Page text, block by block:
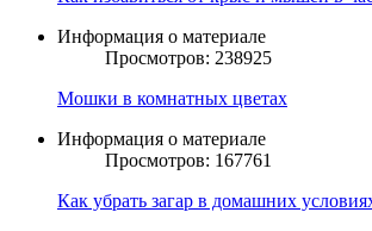
Информация о материале
Просмотров: 238925
Мошки в комнатных цветах
Информация о материале
Просмотров: 167761
Как убрать загар в домашних